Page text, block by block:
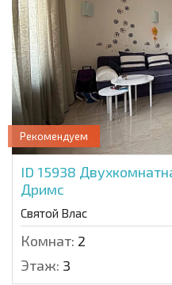
Рекомендуем
ID 15938
Дримс
Святой Влас
Комнат: 2
Этаж: 3